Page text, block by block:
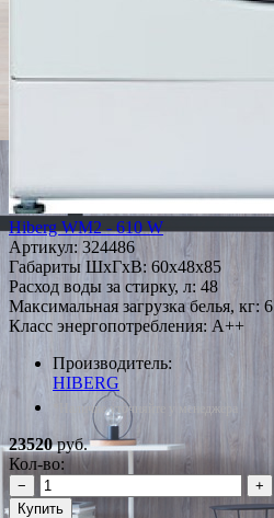
Hiberg WM2 - 610 W
Артикул: 324486
Габариты ШxГxВ: 60x48x85
Расход воды за стирку, л: 48
Максимальная загрузка белья, кг: 6
Класс энергопотребления: A++
Производитель:
HIBERG
*Наличие уточняйте у менеджера
23520руб.
Кол-во:
−
+
Купить